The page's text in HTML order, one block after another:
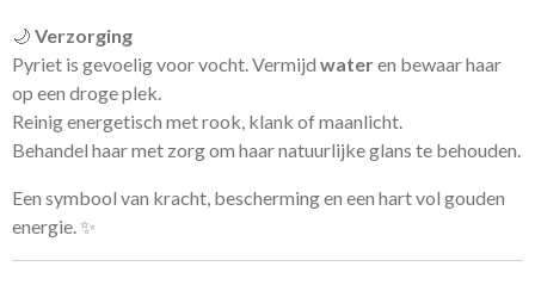
🌙 Verzorging
Pyriet is gevoelig voor vocht. Vermijd wateren bewaar haar
op een droge plek.
Reinig energetisch met rook, klank of maanlicht.
Behandel haar met zorg om haar natuurlijke glans te behouden.
Een symbool van kracht, bescherming en een hart vol gouden
energie. ✨